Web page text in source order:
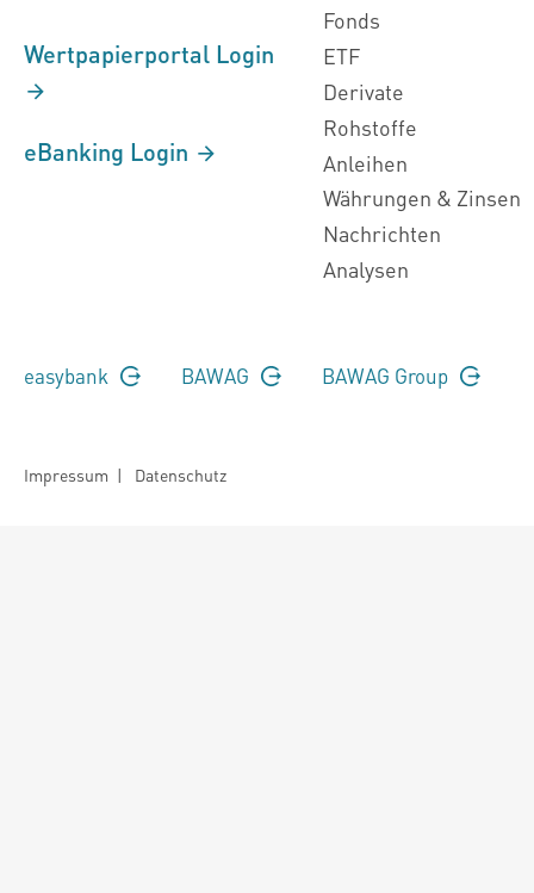
Wertpapierportal Login
eBanking Login
Fonds
ETF
Derivate
Rohstoffe
Anleihen
Währungen & Zinsen
Nachrichten
Analysen
easybank BAWAG BAWAG Group
Impressum | Datenschutz